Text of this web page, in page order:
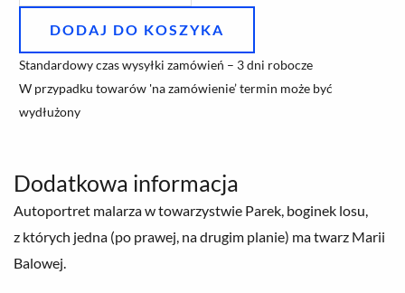
Magnes
„Pożegnanie
z
pracownią”
Jacek
DODAJ DO KOSZYKA
Standardowy czas wysyłki zamówień – 3 dni robocze
W przypadku towarów 'na zamówienie’ termin może być
wydłużony
Dodatkowa informacja
Autoportret malarza w towarzystwie Parek, boginek losu,
z których jedna (po prawej, na drugim planie) ma twarz Marii
Balowej.